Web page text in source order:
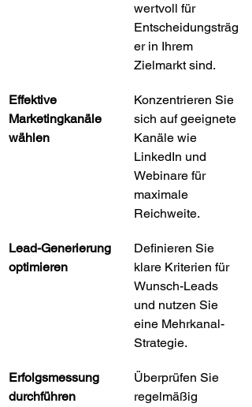
wertvoll für
Entscheidungsträg
er in Ihrem
Zielmarkt sind.
Effektive
Marketingkanäle
wählen
Konzentrieren Sie
sich auf geeignete
Kanäle wie
LinkedIn und
Webinare für
maximale
Reichweite.
Lead-Generierung
optimieren
Definieren Sie
klare Kriterien für
Wunsch-Leads
und nutzen Sie
eine Mehrkanal-
Strategie.
Erfolgsmessung
durchführen
Überprüfen Sie
regelmäßig